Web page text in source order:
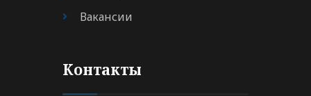
Вакансии
Контакты